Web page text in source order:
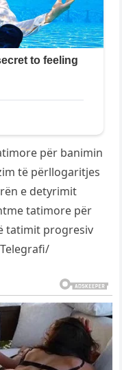
për banimin
të përllogaritjes
e detyrimit
tatimore për
tatimit progresiv